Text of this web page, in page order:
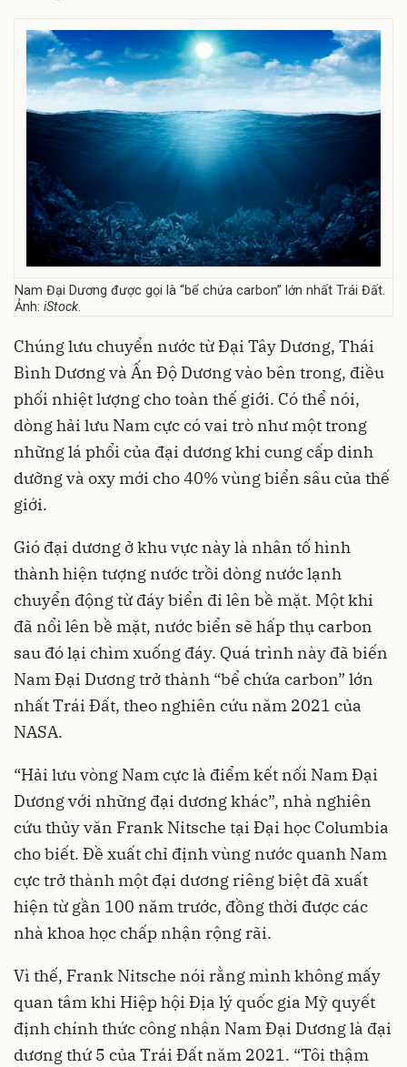
Nam Đại Dương được gọi là “bể chứa carbon” lớn nhất Trái Đất.
Ảnh: iStock.
Chúng lưu chuyển nước từ Đại Tây Dương, Thái
Bình Dương và Ấn Độ Dương vào bên trong, điều
phối nhiệt lượng cho toàn thế giới. Có thể nói,
dòng hải lưu Nam cực có vai trò như một trong
những lá phổi của đại dương khi cung cấp dinh
dưỡng và oxy mới cho 40% vùng biển sâu của thế
giới.
Gió đại dương ở khu vực này là nhân tố hình
thành hiện tượng nước trồi dòng nước lạnh
chuyển động từ đáy biển đi lên bề mặt. Một khi
đã nổi lên bề mặt, nước biển sẽ hấp thụ carbon
sau đó lại chìm xuống đáy. Quá trình này đã biến
Nam Đại Dương trở thành “bể chứa carbon” lớn
nhất Trái Đất, theo nghiên cứu năm 2021 của
NASA.
“Hải lưu vòng Nam cực là điểm kết nối Nam Đại
Dương với những đại dương khác”, nhà nghiên
cứu thủy văn Frank Nitsche tại Đại học Columbia
cho biết. Đề xuất chỉ định vùng nước quanh Nam
cực trở thành một đại dương riêng biệt đã xuất
hiện từ gần 100 năm trước, đồng thời được các
nhà khoa học chấp nhận rộng rãi.
Vì thế, Frank Nitsche nói rằng mình không mấy
quan tâm khi Hiệp hội Địa lý quốc gia Mỹ quyết
định chính thức công nhận Nam Đại Dương là đại
dương thứ 5 của Trái Đất năm 2021. “Tôi thậm